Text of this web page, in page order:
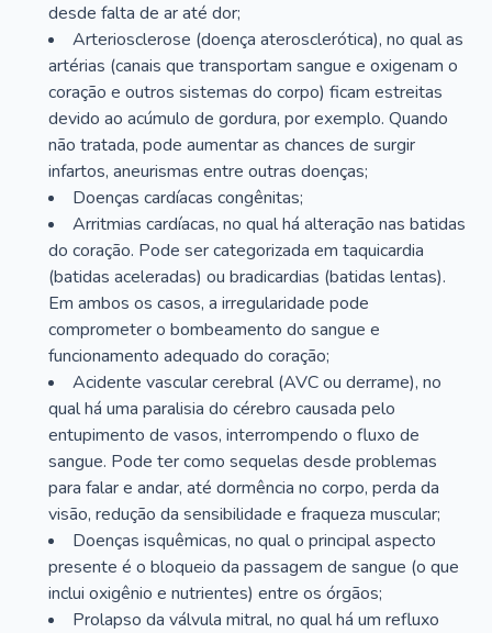
desde falta de ar até dor;
Arteriosclerose (doença aterosclerótica), no qual as
artérias (canais que transportam sangue e oxigenam o
coração e outros sistemas do corpo) ficam estreitas
devido ao acúmulo de gordura, por exemplo. Quando
não tratada, pode aumentar as chances de surgir
infartos, aneurismas entre outras doenças;
Doenças cardíacas congênitas;
Arritmias cardíacas, no qual há alteração nas batidas
do coração. Pode ser categorizada em taquicardia
(batidas aceleradas) ou bradicardias (batidas lentas).
Em ambos os casos, a irregularidade pode
comprometer o bombeamento do sangue e
funcionamento adequado do coração;
Acidente vascular cerebral (AVC ou derrame), no
qual há uma paralisia do cérebro causada pelo
entupimento de vasos, interrompendo o fluxo de
sangue. Pode ter como sequelas desde problemas
para falar e andar, até dormência no corpo, perda da
visão, redução da sensibilidade e fraqueza muscular;
Doenças isquêmicas, no qual o principal aspecto
presente é o bloqueio da passagem de sangue (o que
inclui oxigênio e nutrientes) entre os órgãos;
Prolapso da válvula mitral, no qual há um refluxo